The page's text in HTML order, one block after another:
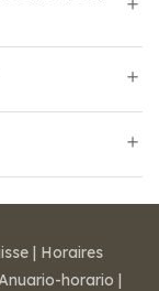
| Horaires
horario |